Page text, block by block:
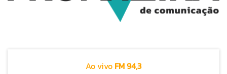
Ao vivo FM 94,3